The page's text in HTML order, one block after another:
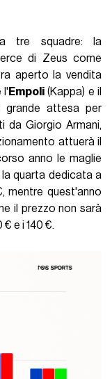
tre squadre: la
di Zeus come
aperto la vendita
l' Empoli (Kappa) e il
grande attesa per
da Giorgio Armani,
attuerà il
anno le maglie
quarta dedicata a
mentre quest'anno
il prezzo non sarà
e i 140 €.